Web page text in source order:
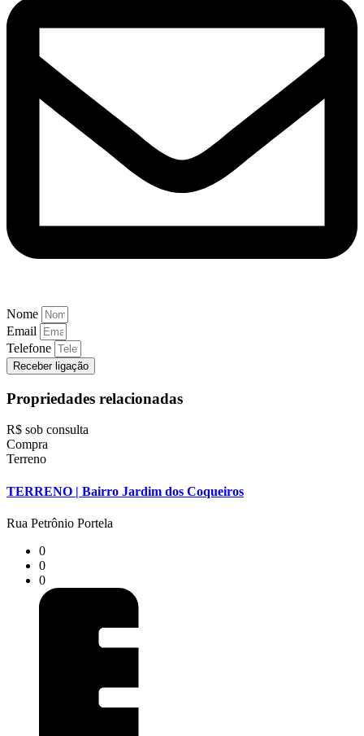
Nome
Email
Telefone
Receber ligação
Propriedades relacionadas
R$ sob consulta
Compra
Terreno
TERRENO | Bairro Jardim dos Coqueiros
Rua Petrônio Portela
0
0
0